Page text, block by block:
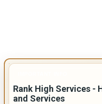
Rank High Services -
and Services